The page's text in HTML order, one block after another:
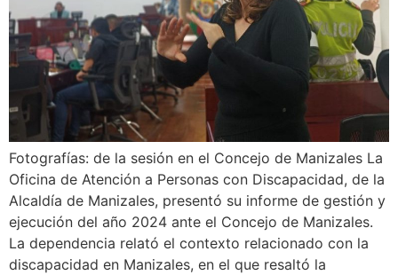
Fotografías: de la sesión en el Concejo de Manizales La
Oficina de Atención a Personas con Discapacidad, de la
Alcaldía de Manizales, presentó su informe de gestión y
ejecución del año 2024 ante el Concejo de Manizales.
La dependencia relató el contexto relacionado con la
discapacidad en Manizales, en el que resaltó la